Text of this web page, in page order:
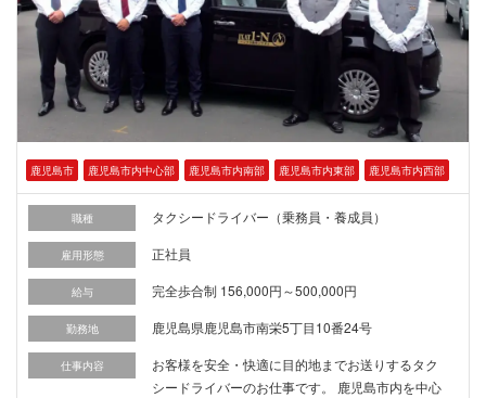
鹿児島市 鹿児島市内中心部 鹿児島市内南部 鹿児島市内東部 鹿児島市内西部
職種 タクシードライバー（乗務員・養成員）
雇用形態 正社員
給与 完全歩合制 156,000円～500,000円
勤務地 鹿児島県鹿児島市南栄5丁目10番24号
仕事内容
お客様を安全・快適に目的地までお送りするタク
シードライバーのお仕事です。 鹿児島市内を中心